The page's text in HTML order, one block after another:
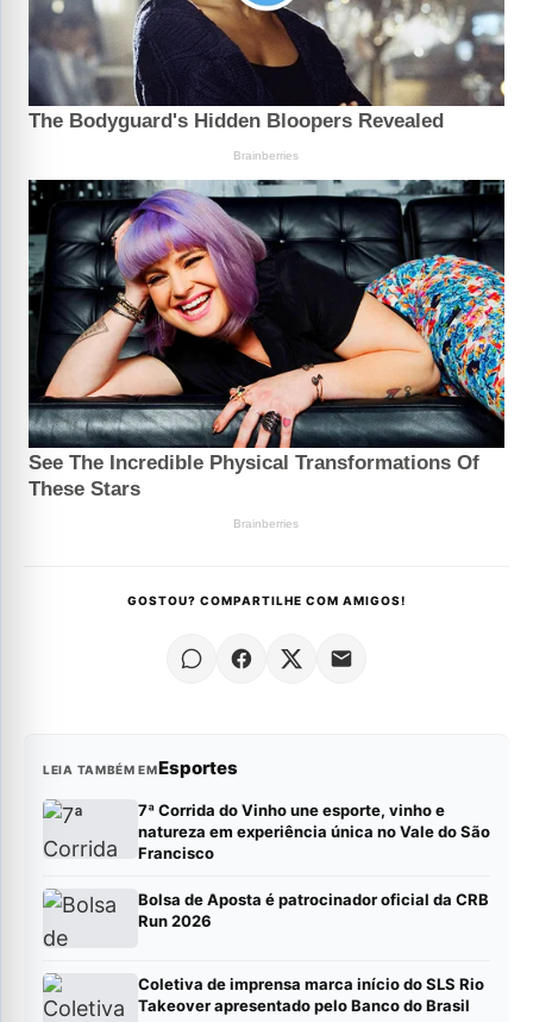
GOSTOU? COMPARTILHE COM AMIGOS!
LEIA TAMBÉM EMEsportes
7ª Corrida do Vinho une esporte, vinho e
natureza em experiência única no Vale do São
Francisco
Bolsa de Aposta é patrocinador oficial da CRB
Run 2026
Coletiva de imprensa marca início do SLS Rio
Takeover apresentado pelo Banco do Brasil